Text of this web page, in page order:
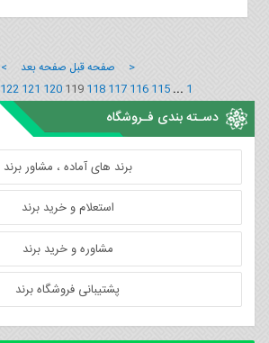
< صفحه قبل صفحه بعد >
1
...
115
116
117
118
119
120
121
122
دسـته بندی فـروشگاه
برند های آماده ، مشاور برند
استعلام و خرید برند
مشاوره و خرید برند
پشتیبانی فروشگاه برند